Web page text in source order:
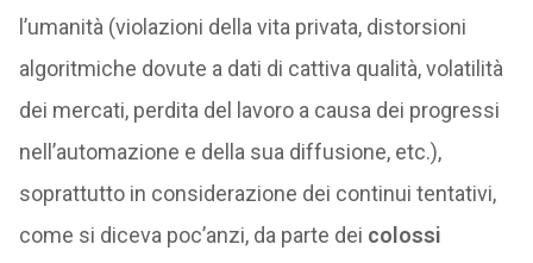
l’umanità (violazioni della vita privata, distorsioni
algoritmiche dovute a dati di cattiva qualità, volatilità
dei mercati, perdita del lavoro a causa dei progressi
nell’automazione e della sua diffusione, etc.),
soprattutto in considerazione dei continui tentativi,
come si diceva poc’anzi, da parte dei colossi